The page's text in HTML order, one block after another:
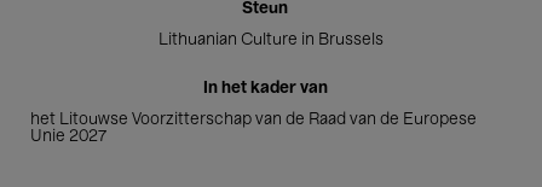
Steun
Lithuanian Culture in Brussels
In het kader van
het Litouwse Voorzitterschap van de Raad van de Europese
Unie 2027